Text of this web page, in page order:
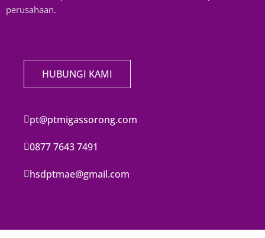
perusahaan.
HUBUNGI KAMI
pt@ptmigassorong.com
0877 7643 7491
hsdptmae@gmail.com